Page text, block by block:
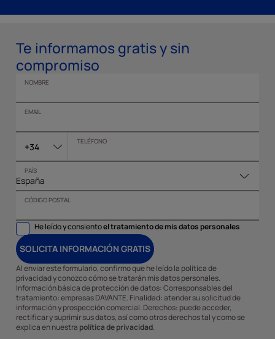
Te informamos gratis y sin
compromiso
NOMBRE
EMAIL
+34 TELÉFONO
PAÍS
CÓDIGO POSTAL
He leído y consientoel tratamiento de mis datos personales
SOLICITA INFORMACIÓN GRATIS
Al enviar este formulario, confirmo que he leído la política de
privacidad y conozco cómo se tratarán mis datos personales.
Información básica de protección de datos: Corresponsables del
tratamiento: empresas DAVANTE. Finalidad: atender su solicitud de
información y prospección comercial. Derechos: puede acceder,
rectificar y suprimir sus datos, así como otros derechos tal y como se
explica en nuestra política de privacidad.